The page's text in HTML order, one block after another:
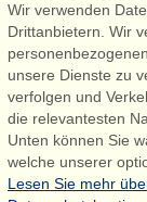
Wir verwenden
Drittanbietern. Wir
unsere Dienste zu
verfolgen und
die relevantesten
Unten können Sie
welche unserer
Lesen Sie mehr